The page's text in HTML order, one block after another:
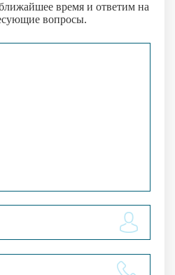
время и ответим на
вопросы.